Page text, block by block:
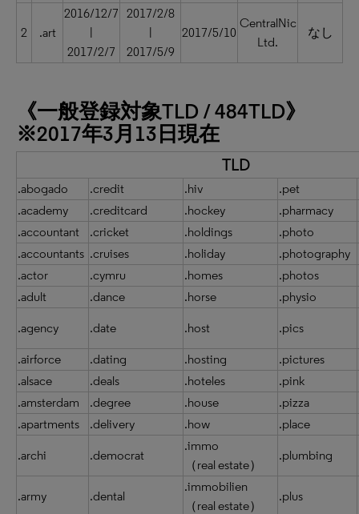
2 .art
2016/12/7
|
2017/2/7
2017/2/8
|
2017/5/9
2017/5/10
CentralNic
Ltd.
なし
《一般登録対象TLD / 484TLD》
※2017年3月13日現在
TLD
.abogado .credit .hiv .pet
.academy
.creditcard .hockey .pharmacy
.accountant
.cricket .holdings .photo
.accountants .cruises .holiday .photography
.actor
.cymru .homes .photos
.adult
.dance .horse .physio
.agency .date .host .pics
.airforce
.dating .hosting .pictures
.alsace
.deals .hoteles .pink
.amsterdam
.degree .house .pizza
.apartments
.delivery .how .place
.archi .democrat
.immo
（real estate）
.plumbing
.army .dental
.immobilien
（real estate）
.plus